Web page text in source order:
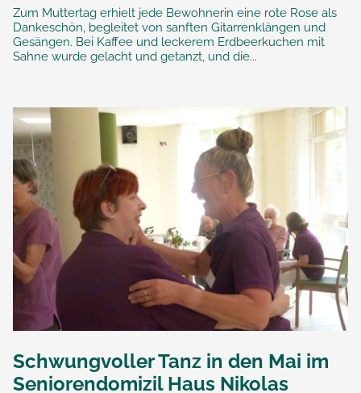
Zum Muttertag erhielt jede Bewohnerin eine rote Rose als
Dankeschön, begleitet von sanften Gitarrenklängen und
Gesängen. Bei Kaffee und leckerem Erdbeerkuchen mit
Sahne wurde gelacht und getanzt, und die...
Schwungvoller Tanz in den Mai im
Seniorendomizil Haus Nikolas